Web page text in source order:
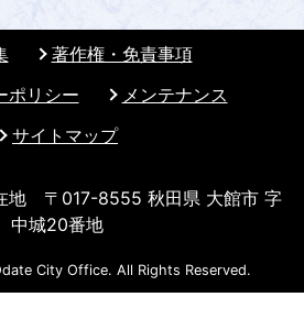
著作権・免責事項
ポリシー
メンテナンス
サイトマップ
地 〒017-8555 秋田県 大館市 字
中城20番地
City Office. All Rights Reserved.